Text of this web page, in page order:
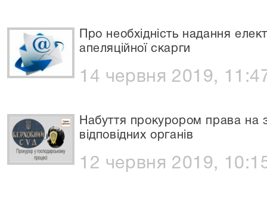
Про необхідність надання
апеляційної скарги
14 червня 2019,
Набуття прокурором права на
відповідних органів
12 червня 2019,